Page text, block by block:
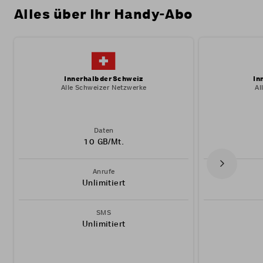
Alles über Ihr Handy-Abo
Innerhalb der Schweiz
Alle Schweizer Netzwerke
Daten
10 GB/Mt.
Anrufe
Unlimitiert
SMS
Unlimitiert